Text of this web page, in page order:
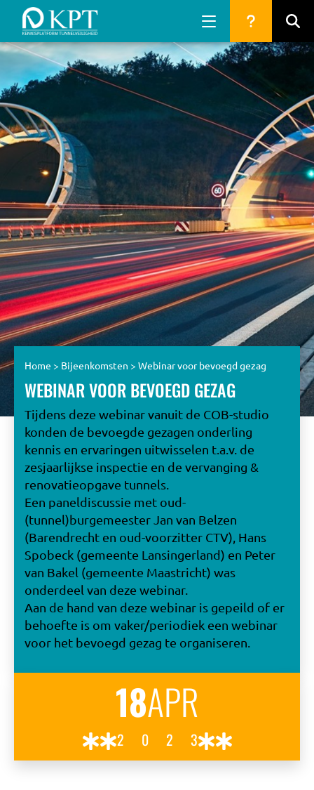
OVER
Home > Bijeenkomsten > Webinar voor bevoegd gezag
WEBINAR VOOR BEVOEGD GEZAG
Tijdens deze webinar vanuit de COB-studio
konden de bevoegde gezagen onderling
kennis en ervaringen uitwisselen t.a.v. de
zesjaarlijkse inspectie en de vervanging &
renovatieopgave tunnels.
Een paneldiscussie met oud-
(tunnel)burgemeester Jan van Belzen
(Barendrecht en oud-voorzitter CTV), Hans
Spobeck (gemeente Lansingerland) en Peter
van Bakel (gemeente Maastricht) was
onderdeel van deze webinar.
Aan de hand van deze webinar is gepeild of er
behoefte is om vaker/periodiek een webinar
voor het bevoegd gezag te organiseren.
18APR
2023